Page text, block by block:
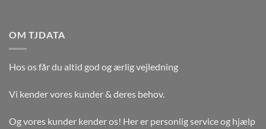
OM TJDATA
Hos os får du altid god og ærlig vejledning
Vi kender vores kunder & deres behov.
Og vores kunder kender os! Her er personlig service og hjælp